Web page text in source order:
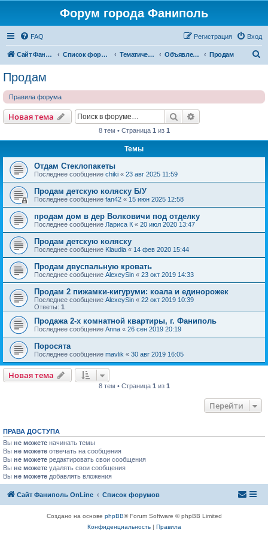
Форум города Фаниполь
FAQ Вход
Регистрация
Сайт Фаниполь OnLine Список форумов Тематические разделы Объявления Продам
Продам
Правила форума
Новая тема Поиск
8 тем • Страница 1 из 1
Темы
Отдам Стеклопакеты
Последнее сообщение chiki « 23 авг 2025 11:59
Продам детскую коляску Б/У
Последнее сообщение fan42 « 15 июн 2025 12:58
продам дом в дер Волковичи под отделку
Последнее сообщение Лариса К « 20 июл 2020 13:47
Продам детскую коляску
Последнее сообщение Klaudia « 14 фев 2020 15:44
Продам двуспальную кровать
Последнее сообщение AlexeySin « 23 окт 2019 14:33
Продам 2 пижамки-кигуруми: коала и единорожек
Последнее сообщение AlexeySin « 22 окт 2019 10:39
Ответы: 1
Продажа 2-х комнатной квартиры, г. Фаниполь
Последнее сообщение Anna « 26 сен 2019 20:19
Поросята
Последнее сообщение mavlik « 30 авг 2019 16:05
Новая тема
8 тем • Страница 1 из 1
Перейти
ПРАВА ДОСТУПА
Вы не можете начинать темы
Вы не можете отвечать на сообщения
Вы не можете редактировать свои сообщения
Вы не можете удалять свои сообщения
Вы не можете добавлять вложения
Сайт Фаниполь OnLine Список форумов
Создано на основе phpBB® Forum Software © phpBB Limited
Конфиденциальность| Правила